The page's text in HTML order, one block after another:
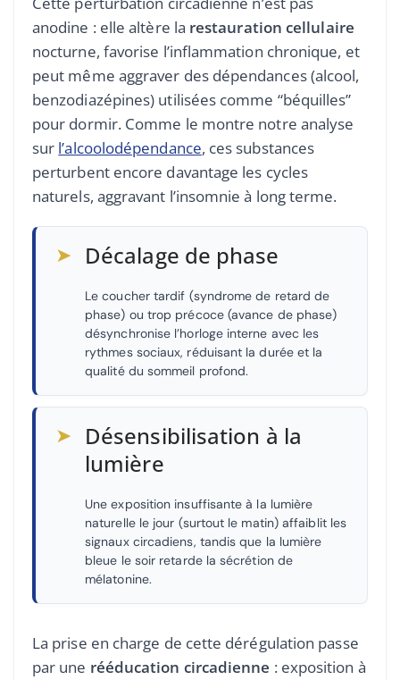
anodine : elle altère la restauration cellulaire
nocturne, favorise l’inflammation chronique, et
peut même aggraver des dépendances (alcool,
benzodiazépines) utilisées comme “béquilles”
pour dormir. Comme le montre notre analyse
sur l’alcoolodépendance, ces substances
perturbent encore davantage les cycles
naturels, aggravant l’insomnie à long terme.
➤ Décalage de phase
Le coucher tardif (syndrome de retard de
phase) ou trop précoce (avance de phase)
désynchronise l’horloge interne avec les
rythmes sociaux, réduisant la durée et la
qualité du sommeil profond.
➤ Désensibilisation à la
lumière
Une exposition insuffisante à la lumière
naturelle le jour (surtout le matin) affaiblit les
signaux circadiens, tandis que la lumière
bleue le soir retarde la sécrétion de
mélatonine.
La prise en charge de cette dérégulation passe
par une rééducation circadienne : exposition à